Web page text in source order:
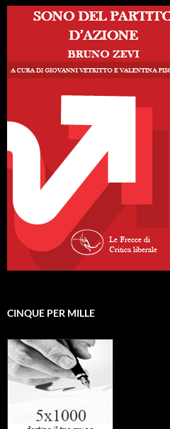
CINQUE PER MILLE